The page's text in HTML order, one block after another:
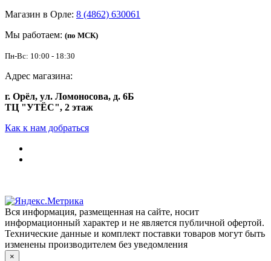
Магазин в Орле: 8 (4862) 630061
Мы работаем: (по МСК)
Пн-Вс: 10:00 - 18:30
Адрес магазина:
г. Орёл, ул. Ломоносова, д. 6Б
ТЦ "УТЁС", 2 этаж
Как к нам добраться
Вся информация, размещенная на сайте, носит
информационный характер и не является публичной офертой.
Технические данные и комплект поставки товаров могут быть
изменены производителем без уведомления
×